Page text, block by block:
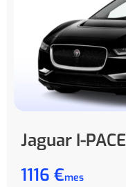
Jaguar I-PACE
1116 €mes